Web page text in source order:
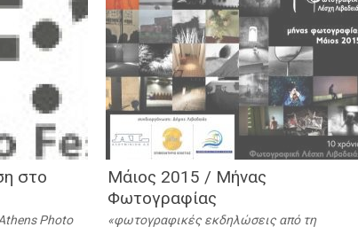
στο
Photo
Μάιος 2015 / Μήνας
Φωτογραφίας
φωτογραφικές εκδηλώσεις από τη